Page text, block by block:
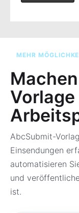
MEHR
AbcSubmit-
Einsendungen
automatisieren
und
ist.